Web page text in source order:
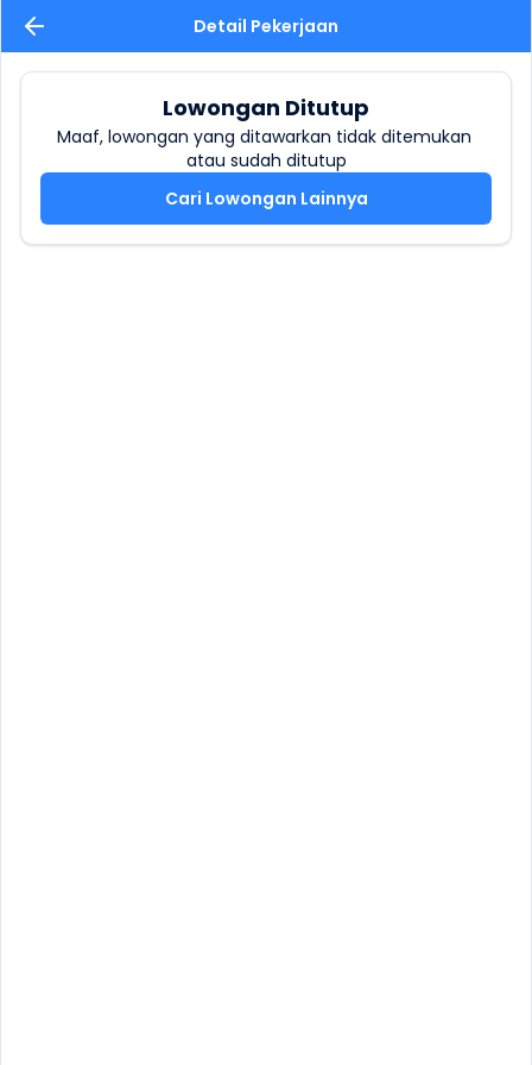
Detail Pekerjaan
Lowongan Ditutup
Maaf, lowongan yang ditawarkan tidak ditemukan
atau sudah ditutup
Cari Lowongan Lainnya